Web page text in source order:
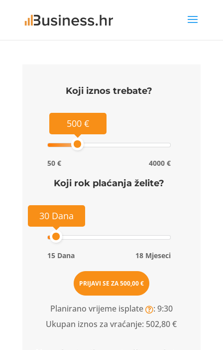
Koji iznos trebate?
500 €
50 € 4000 €
Koji rok plaćanja želite?
30 Dana
15 Dana 18 Mjeseci
PRIJAVI SE ZA500,00 €
Planirano vrijeme isplate
: 9:30
Ukupan iznos za vraćanje: 502,80 €